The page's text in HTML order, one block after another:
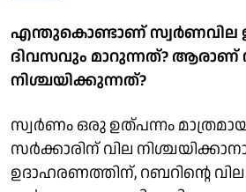
എന്തുകൊണ്ടാണ് സ്വര്‍ണവില
ദിവസവും മാറുന്നത്? ആരാണ്
നിശ്ചയിക്കുന്നത്?
സ്വര്‍ണം ഒരു ഉത്പന്നം
സര്‍ക്കാരിന് വില
ഉദാഹരണത്തിന്, റബറിന്റെ